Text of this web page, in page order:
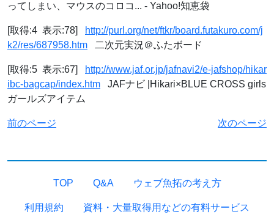
ってしまい、マウスのコロコ... - Yahoo!知恵袋
[取得:4 表示:78]
http://purl.org/net/ftkr/board.futakuro.com/j
k2/res/687958.htm 二次元実況＠ふたボード
[取得:5 表示:67]
http://www.jaf.or.jp/jafnavi2/e-jafshop/hikar
ibc-bagcap/index.htm JAFナビ |Hikari×BLUE CROSS girls
ガールズアイテム
前のページ 次のページ
TOP Q&A ウェブ魚拓の考え方
利用規約 資料・大量取得用などの有料サービス